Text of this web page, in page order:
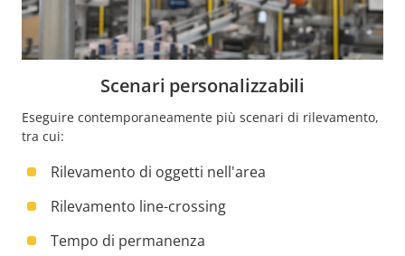
Scenari personalizzabili
Eseguire contemporaneamente più scenari di rilevamento,
tra cui:
Rilevamento di oggetti nell'area
Rilevamento line-crossing
Tempo di permanenza